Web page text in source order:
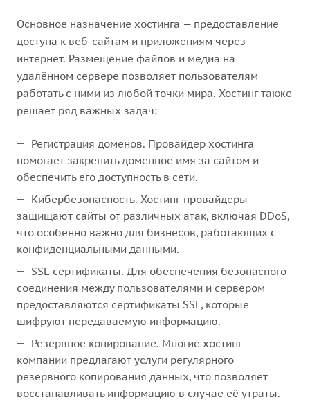
Основное назначение хостинга — предоставление
доступа к веб-сайтам и приложениям через
интернет. Размещение файлов и медиа на
удалённом сервере позволяет пользователям
работать с ними из любой точки мира. Хостинг также
решает ряд важных задач:
Регистрация доменов. Провайдер хостинга
помогает закрепить доменное имя за сайтом и
обеспечить его доступность в сети.
Кибербезопасность. Хостинг-провайдеры
защищают сайты от различных атак, включая DDoS,
что особенно важно для бизнесов, работающих с
конфиденциальными данными.
SSL-сертификаты. Для обеспечения безопасного
соединения между пользователями и сервером
предоставляются сертификаты SSL, которые
шифруют передаваемую информацию.
Резервное копирование. Многие хостинг-
компании предлагают услуги регулярного
резервного копирования данных, что позволяет
восстанавливать информацию в случае её утраты.